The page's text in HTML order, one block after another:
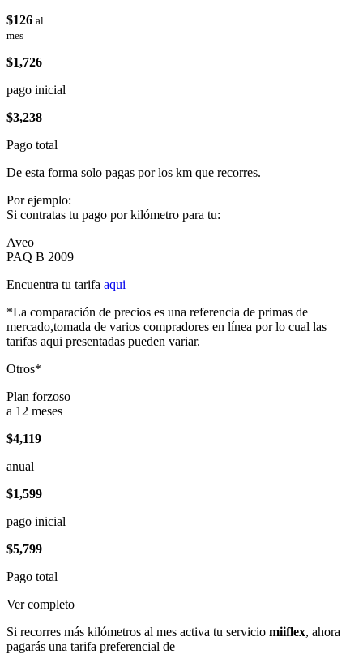
$126 al
mes
$1,726
pago inicial
$3,238
Pago total
De esta forma solo pagas por los km que recorres.
Por ejemplo:
Si contratas tu pago por kilómetro para tu:
Aveo
PAQ B 2009
Encuentra tu tarifa aqui
*La comparación de precios es una referencia de primas de
mercado,tomada de varios compradores en línea por lo cual las
tarifas aqui presentadas pueden variar.
Otros*
Plan forzoso
a 12 meses
$4,119
anual
$1,599
pago inicial
$5,799
Pago total
Ver completo
Si recorres más kilómetros al mes activa tu servicio miiflex, ahora
pagarás una tarifa preferencial de